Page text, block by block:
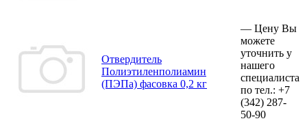
Отвердитель
Полиэтиленполиамин
(ПЭПа) фасовка 0,2 кг
— Цену Вы
можете
уточнить у
нашего
специалиста
по тел.: +7
(342) 287-
50-90